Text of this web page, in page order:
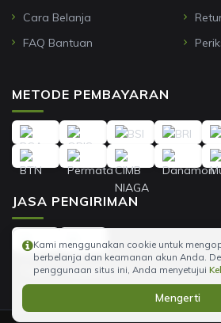
Cara Belanja
FAQ Bantuan
METODE PEMBAYARAN
JASA PENGIRIMAN
Kami menggunakan cookie untuk
berbelanja dan keamanan akun Anda.
penggunaan situs ini, Anda menyetujui
Mengerti